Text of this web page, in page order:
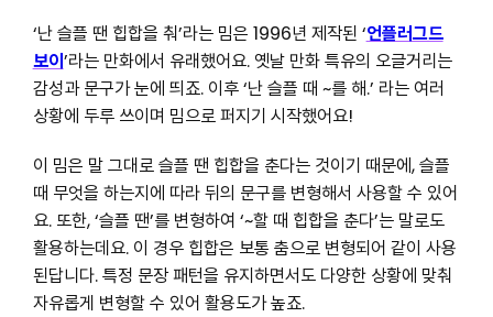
‘난 슬플 땐 힙합을 춰’라는 밈은 1996년 제작된 ‘언플러그드
보이’라는 만화에서 유래했어요. 옛날 만화 특유의 오글거리는
감성과 문구가 눈에 띄죠. 이후 ‘난 슬플 때 ~를 해.’ 라는 여러
상황에 두루 쓰이며 밈으로 퍼지기 시작했어요!
이 밈은 말 그대로 슬플 땐 힙합을 춘다는 것이기 때문에, 슬플
때 무엇을 하는지에 따라 뒤의 문구를 변형해서 사용할 수 있어
요. 또한, ‘슬플 땐’를 변형하여 ‘~할 때 힙합을 춘다’는 말로도
활용하는데요. 이 경우 힙합은 보통 춤으로 변형되어 같이 사용
된답니다. 특정 문장 패턴을 유지하면서도 다양한 상황에 맞춰
자유롭게 변형할 수 있어 활용도가 높죠.